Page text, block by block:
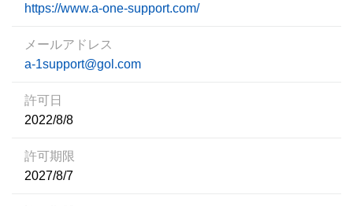
https://www.a-one-support.com/
メールアドレス
a-1support@gol.com
許可日
2022/8/8
許可期限
2027/8/7